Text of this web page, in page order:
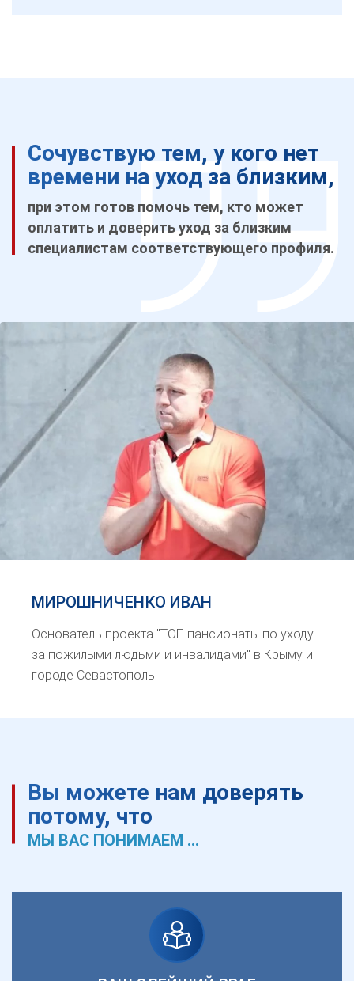
Сочувствую тем, у кого нет
времени на уход за близким,
при этом готов помочь тем, кто может
оплатить и доверить уход за близким
специалистам соответствующего профиля.
МИРОШНИЧЕНКО ИВАН
Основатель проекта "ТОП пансионаты по уходу
за пожилыми людьми и инвалидами" в Крыму и
городе Севастополь.
Вы можете нам доверять
потому, что
МЫ ВАС ПОНИМАЕМ ...